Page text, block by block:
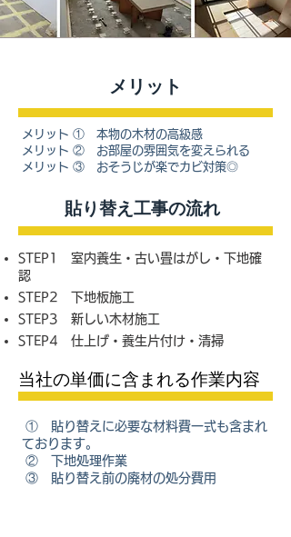
​メリット
メリット ① 本物の木材の高級感
メリット ② お部屋の雰囲気を変えられる
メリット ③ おそうじが楽でカビ対策◎
​貼り替え工事の流れ
STEP1 室内養生・古い畳はがし・下地確
認
STEP2 下地板施工
STEP3 新しい木材施工
STEP4 仕上げ・養生片付け・清掃
当社の単価に含まれる作業内容
① 貼り替えに必要な材料費一式も含まれ
ております。
② 下地処理作業
③ 貼り替え前の廃材の処分費用